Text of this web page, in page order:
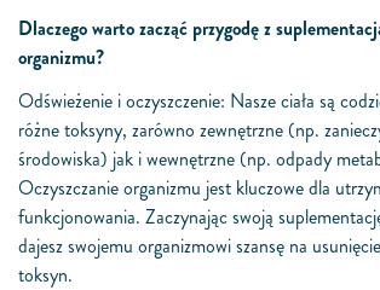
Dlaczego warto zacząć przygodę z
organizmu?
Odświeżenie i oczyszczenie: Nasze ciała są
różne toksyny, zarówno zewnętrzne (np.
środowiska) jak i wewnętrzne (np. odpady
Oczyszczanie organizmu jest kluczowe dla
funkcjonowania. Zaczynając swoją
dajesz swojemu organizmowi szansę na
toksyn.